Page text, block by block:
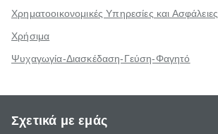
Χρηματοοικονομικές Υπηρεσίες και Ασφάλειες
Χρήσιμα
Ψυχαγωγία-Διασκέδαση-Γεύση-Φαγητό
Σχετικά με εμάς